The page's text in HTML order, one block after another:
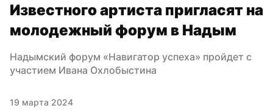
Известного артиста пригласят на
молодежный форум в Надым
Надымский форум «Навигатор успеха» пройдет с
участием Ивана Охлобыстина
19 марта 2024